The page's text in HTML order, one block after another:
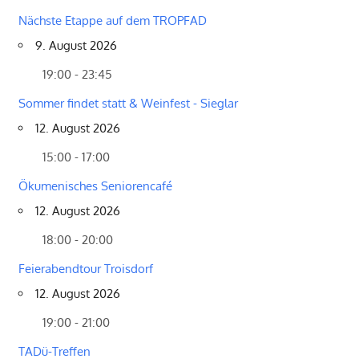
Nächste Etappe auf dem TROPFAD
9. August 2026
19:00 - 23:45
Sommer findet statt & Weinfest - Sieglar
12. August 2026
15:00 - 17:00
Ökumenisches Seniorencafé
12. August 2026
18:00 - 20:00
Feierabendtour Troisdorf
12. August 2026
19:00 - 21:00
TADü-Treffen